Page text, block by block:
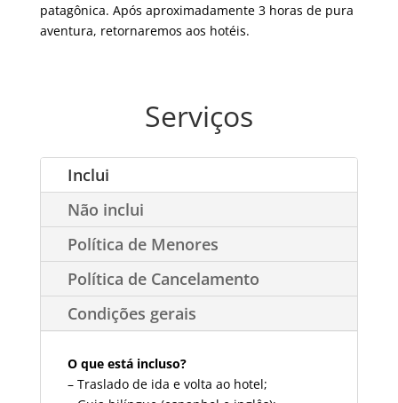
patagônica. Após aproximadamente 3 horas de pura
aventura, retornaremos aos hotéis.
Serviços
Inclui
Não inclui
Política de Menores
Política de Cancelamento
Condições gerais
O que está incluso?
– Traslado de ida e volta ao hotel;